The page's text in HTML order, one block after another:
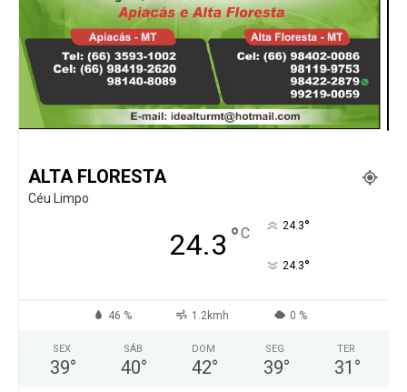
ALTA FLORESTA
Céu Limpo
24.3 °C 24.3°
24.3°
46 % 1.2kmh 0 %
SEX
39°
SÁB
40°
DOM
42°
SEG
39°
TER
31 °